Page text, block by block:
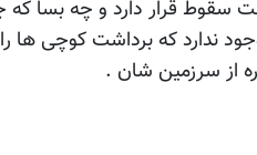
سقوط قرار دارد و چه بسا که
ندارد که برداشت کوچی ها
از سرزمین شان .